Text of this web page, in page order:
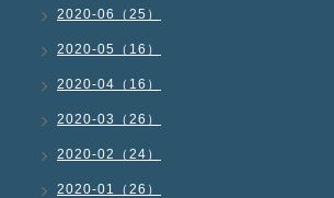
2020-06（25）
2020-05（16）
2020-04（16）
2020-03（26）
2020-02（24）
2020-01（26）